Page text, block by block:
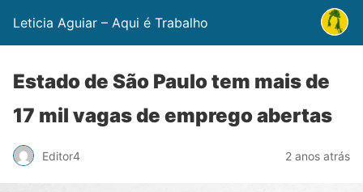
Leticia Aguiar – Aqui é Trabalho
Estado de São Paulo tem mais de
17 mil vagas de emprego abertas
Editor4 2 anos atrás